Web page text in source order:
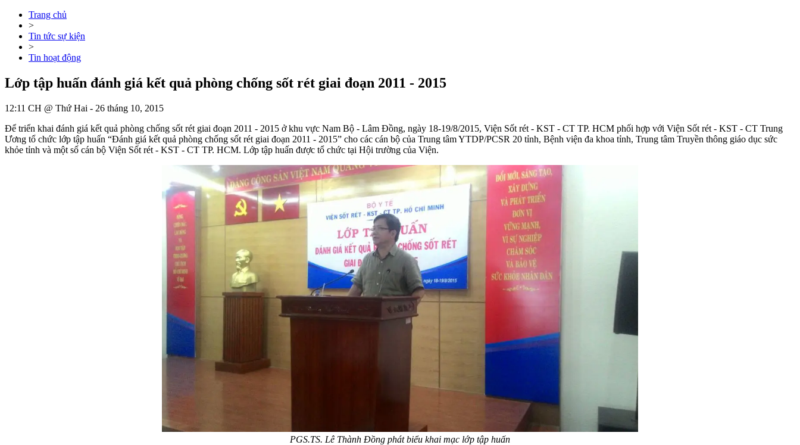
Trang chủ
>
Tin tức sự kiện
>
Tin hoạt động
Lớp tập huấn đánh giá kết quả phòng chống sốt rét giai đoạn 2011 - 2015
12:11 CH @ Thứ Hai - 26 tháng 10, 2015
Để triển khai đánh giá kết quả phòng chống sốt rét giai đoạn 2011 - 2015 ở khu vực Nam Bộ - Lâm Đồng, ngày 18-19/8/2015, Viện Sốt rét - KST - CT TP. HCM phối hợp với Viện Sốt rét - KST - CT Trung
Ương tổ chức lớp tập huấn “Đánh giá kết quả phòng chống sốt rét giai đoạn 2011 - 2015” cho các cán bộ của Trung tâm YTDP/PCSR 20 tỉnh, Bệnh viện đa khoa tỉnh, Trung tâm Truyền thông giáo dục sức
khỏe tỉnh và một số cán bộ Viện Sốt rét - KST - CT TP. HCM. Lớp tập huấn được tổ chức tại Hội trường của Viện.
PGS.TS. Lê Thành Đồng phát biểu khai mạc lớp tập huấn